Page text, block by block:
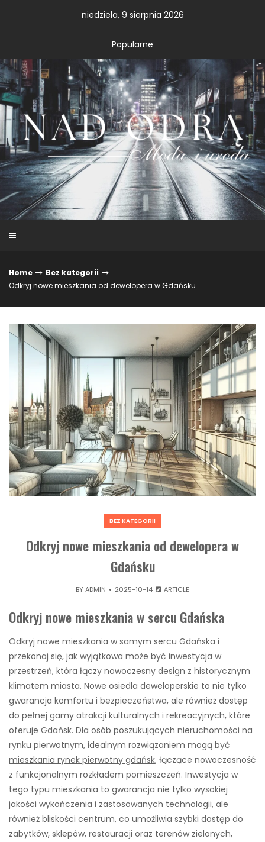
niedziela, 9 sierpnia 2026
Popularne
Home
Bez kategorii
Odkryj nowe mieszkania od dewelopera w Gdańsku
BEZ KATEGORII
Odkryj nowe mieszkania od dewelopera w
Gdańsku
BYADMIN 2025-10-14 ARTICLE
Odkryj nowe mieszkania w sercu Gdańska
Odkryj nowe mieszkania w samym sercu Gdańska i
przekonaj się, jak wyjątkowa może być inwestycja w
przestrzeń, która łączy nowoczesny design z historycznym
klimatem miasta. Nowe osiedla deweloperskie to nie tylko
gwarancja komfortu i bezpieczeństwa, ale również dostęp
do pełnej gamy atrakcji kulturalnych i rekreacyjnych, które
oferuje Gdańsk. Dla osób poszukujących nieruchomości na
rynku pierwotnym, idealnym rozwiązaniem mogą być
mieszkania rynek pierwotny gdańsk, łączące nowoczesność
z funkcjonalnym rozkładem pomieszczeń. Inwestycja w
tego typu mieszkania to gwarancja nie tylko wysokiej
jakości wykończenia i zastosowanych technologii, ale
również bliskości centrum, co umożliwia szybki dostęp do
zabytków, sklepów, restauracji oraz terenów zielonych,